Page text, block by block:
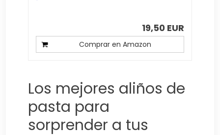
19,50 EUR
Comprar en Amazon
Los mejores aliños de
pasta para
sorprender a tus